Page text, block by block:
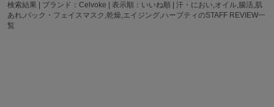
検索結果 | ブランド：Celvoke | 表示順：いいね順 | 汗・におい,オイル,腸活,肌
あれ,パック・フェイスマスク,乾燥,エイジング,ハーブティのSTAFF REVIEW一
覧